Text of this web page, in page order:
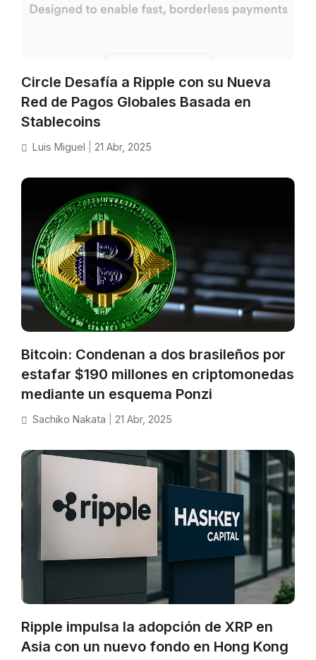
Circle Desafía a Ripple con su Nueva
Red de Pagos Globales Basada en
Stablecoins
Luis Miguel 21 Abr, 2025
Bitcoin: Condenan a dos brasileños por
estafar $190 millones en criptomonedas
mediante un esquema Ponzi
Sachiko Nakata 21 Abr, 2025
Ripple impulsa la adopción de XRP en
Asia con un nuevo fondo en Hong Kong